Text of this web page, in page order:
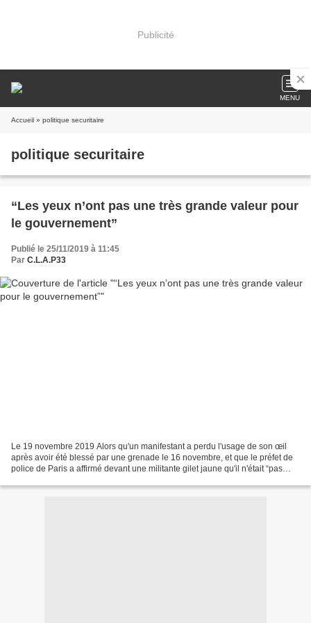
Publicité
MENU
Accueil » politique securitaire
politique securitaire
“Les yeux n’ont pas une très grande valeur pour
le gouvernement”
Publié le 25/11/2019 à 11:45
Par C.L.A.P33
Le 19 novembre 2019 Alors qu'un manifestant a perdu l'usage de son œil
après avoir été blessé par une grenade le 16 novembre, et que le préfet de
police de Paris a affirmé devant une militante gilet jaune qu'il n'était “pas